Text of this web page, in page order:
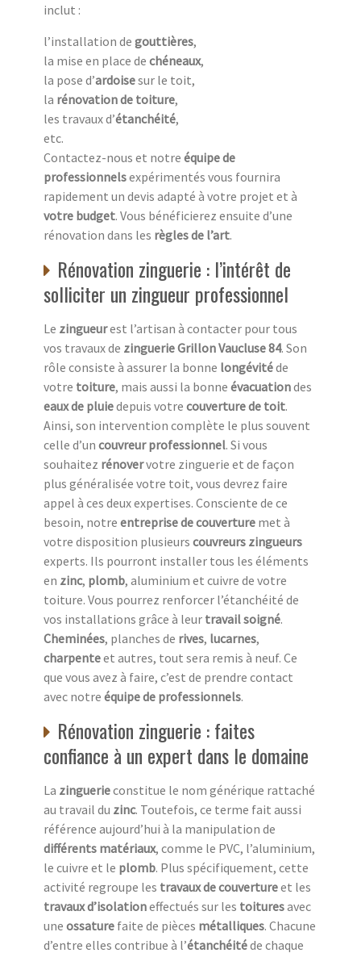
inclut :
l’installation de gouttières,
la mise en place de chéneaux,
la pose d’ardoisesur le toit,
la rénovation de toiture,
les travaux d’étanchéité,
etc.
Contactez-nous et notre équipe de
professionnelsexpérimentés vous fournira
rapidement un devis adapté à votre projet et à
votre budget. Vous bénéficierez ensuite d’une
rénovation dans les règles de l’art.
Rénovation zinguerie : l’intérêt de
solliciter un zingueur professionnel
Le zingueurest l’artisan à contacter pour tous
vos travaux de zinguerie Grillon Vaucluse 84. Son
rôle consiste à assurer la bonne longévitéde
votre toiture, mais aussi la bonne évacuationdes
eaux de pluiedepuis votre couverture de toit.
Ainsi, son intervention complète le plus souvent
celle d’un couvreur professionnel. Si vous
souhaitez rénovervotre zinguerie et de façon
plus généralisée votre toit, vous devrez faire
appel à ces deux expertises. Consciente de ce
besoin, notre entreprise de couverture met à
votre disposition plusieurs couvreurs zingueurs
experts. Ils pourront installer tous les éléments
en zinc, plomb, aluminium et cuivre de votre
toiture. Vous pourrez renforcer l’étanchéité de
vos installations grâce à leur travail soigné.
Cheminées, planches de rives, lucarnes,
charpenteet autres, tout sera remis à neuf. Ce
que vous avez à faire, c’est de prendre contact
avec notre équipe de professionnels.
Rénovation zinguerie : faites
confiance à un expert dans le domaine
La zinguerieconstitue le nom générique rattaché
au travail du zinc. Toutefois, ce terme fait aussi
référence aujourd’hui à la manipulation de
différents matériaux, comme le PVC, l’aluminium,
le cuivre et le plomb. Plus spécifiquement, cette
activité regroupe les travaux de couvertureet les
travaux d’isolationeffectués sur les toituresavec
une ossature faite de pièces métalliques. Chacune
d’entre elles contribue à l’étanchéitéde chaque